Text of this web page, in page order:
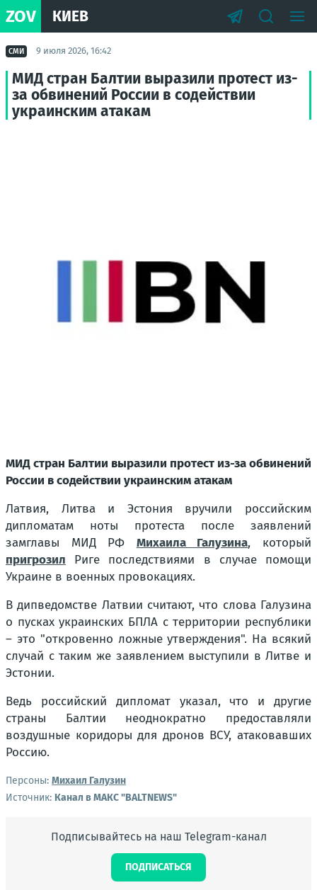
ZOV КИЕВ
СМИ 9 июля 2026, 16:42
МИД стран Балтии выразили протест из-
за обвинений России в содействии
украинским атакам
МИД стран Балтии выразили протест из-за обвинений
России в содействии украинским атакам
Латвия, Литва и Эстония вручили российским
дипломатам ноты протеста после заявлений
замглавы МИД РФ Михаила Галузина, который
пригрозил Риге последствиями в случае помощи
Украине в военных провокациях.
В дипведомстве Латвии считают, что слова Галузина
о пусках украинских БПЛА с территории республики
– это "откровенно ложные утверждения". На всякий
случай с таким же заявлением выступили в Литве и
Эстонии.
Ведь российский дипломат указал, что и другие
страны Балтии неоднократно предоставляли
воздушные коридоры для дронов ВСУ, атаковавших
Россию.
Персоны: Михаил Галузин
Источник: Канал в МАКС "BALTNEWS"
Подписывайтесь на наш Telegram-канал
ПОДПИСАТЬСЯ